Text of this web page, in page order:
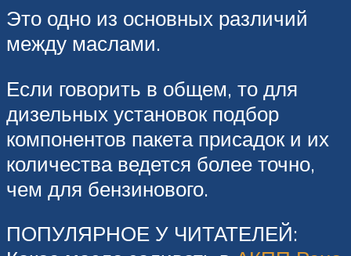
Это одно из основных различий
между маслами.
Если говорить в общем, то для
дизельных установок подбор
компонентов пакета присадок и их
количества ведется более точно,
чем для бензинового.
ПОПУЛЯРНОЕ У ЧИТАТЕЛЕЙ: